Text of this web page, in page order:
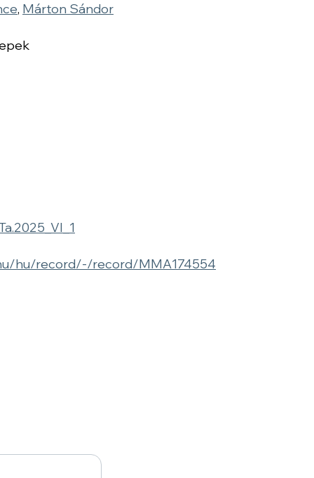
, Márton Sándor
hu/record/-/record/MMA174554